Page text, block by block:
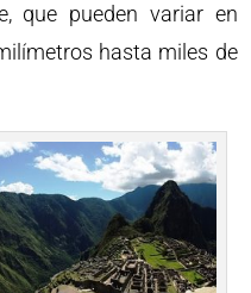
que pueden variar en
hasta miles de